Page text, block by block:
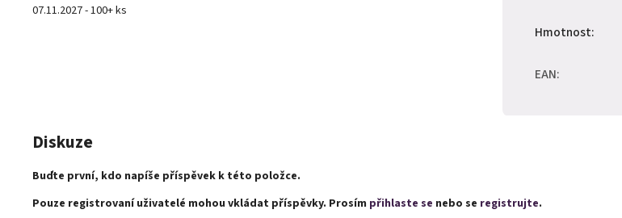
07.11.2027 - 100+ ks
Hmotnost:
EAN:
Diskuze
Buďte první, kdo napíše příspěvek k této položce.
Pouze registrovaní uživatelé mohou vkládat příspěvky. Prosím přihlaste se nebo se registrujte.